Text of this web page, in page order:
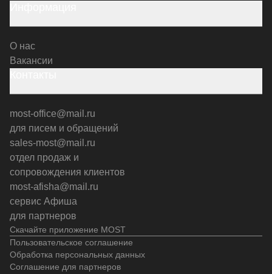
Скачайте приложение MOST
О нас
Вакансии
most-office@mail.ru
для писем и обращений
sales-most@mail.ru
отдел продаж и
сопровождения клиентов
most-afisha@mail.ru
сервис Афиша
для партнеров
Пользовательское соглашение
Обработка персональных данных
Соглашение для партнеров